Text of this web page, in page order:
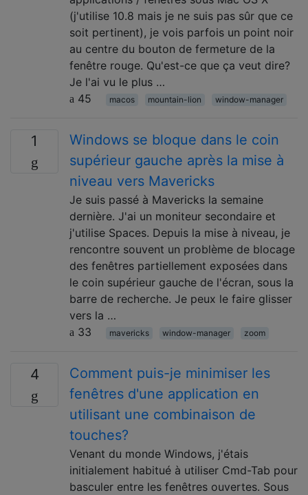
(j'utilise 10.8 mais je ne suis pas sûr que ce
soit pertinent), je vois parfois un point noir
au centre du bouton de fermeture de la
fenêtre rouge. Qu'est-ce que ça veut dire?
Je l'ai vu le plus …
45
macos mountain-lion window-manager
1
Windows se bloque dans le coin
supérieur gauche après la mise à
niveau vers Mavericks
Je suis passé à Mavericks la semaine
dernière. J'ai un moniteur secondaire et
j'utilise Spaces. Depuis la mise à niveau, je
rencontre souvent un problème de blocage
des fenêtres partiellement exposées dans
le coin supérieur gauche de l'écran, sous la
barre de recherche. Je peux le faire glisser
vers la …
33
mavericks window-manager zoom
4
Comment puis-je minimiser les
fenêtres d'une application en
utilisant une combinaison de
touches?
Venant du monde Windows, j'étais
initialement habitué à utiliser Cmd-Tab pour
basculer entre les fenêtres ouvertes. Sous